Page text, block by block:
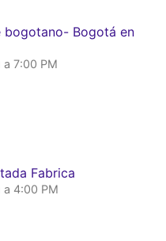
bogotano- Bogotá en
a 7:00 PM
Fabrica
a 4:00 PM